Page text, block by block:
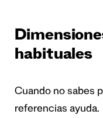
habituales
Cuando no sabes
referencias ayuda.